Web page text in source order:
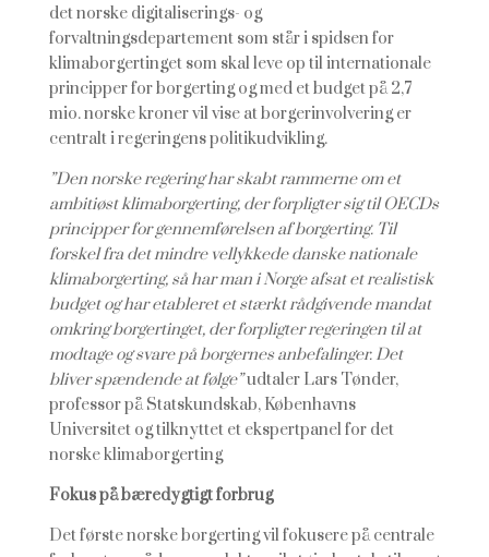
det norske digitaliserings- og
forvaltningsdepartement som står i spidsen for
klimaborgertinget som skal leve op til internationale
principper for borgerting og med et budget på 2,7
mio. norske kroner vil vise at borgerinvolvering er
centralt i regeringens politikudvikling.
”Den norske regering har skabt rammerne om et
ambitiøst klimaborgerting, der forpligter sig til OECDs
principper for gennemførelsen af borgerting. Til
forskel fra det mindre vellykkede danske nationale
klimaborgerting, så har man i Norge afsat et realistisk
budget og har etableret et stærkt rådgivende mandat
omkring borgertinget, der forpligter regeringen til at
modtage og svare på borgernes anbefalinger. Det
bliver spændende at følge”udtaler Lars Tønder,
professor på Statskundskab, Københavns
Universitet og tilknyttet et ekspertpanel for det
norske klimaborgerting
Fokus på bæredygtigt forbrug
Det første norske borgerting vil fokusere på centrale